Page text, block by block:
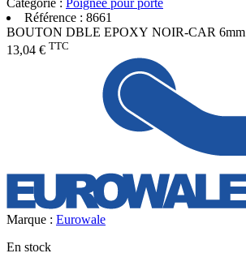
Référence : 8661
BOUTON DBLE EPOXY NOIR-CAR 6mm
13,04 € TTC
Marque : Eurowale
En stock